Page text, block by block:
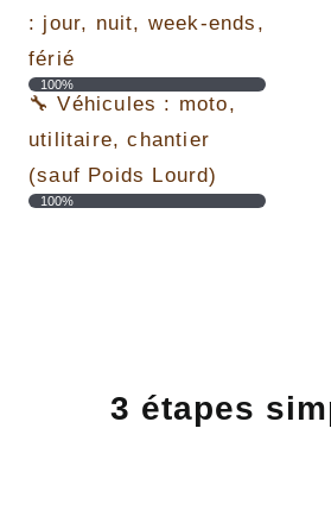
: jour, nuit, week-ends,
férié
100%
🔧 Véhicules : moto,
utilitaire, chantier
(sauf Poids Lourd)
100%
3 étapes